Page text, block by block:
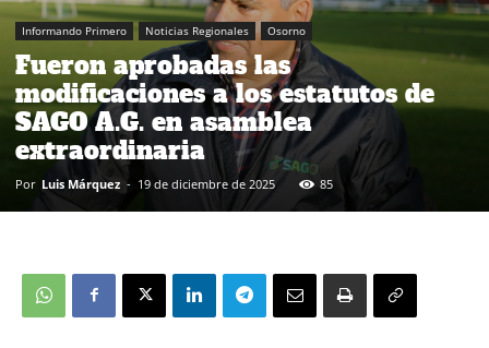
Informando Primero Noticias Regionales Osorno
Fueron aprobadas las
modificaciones a los estatutos de
SAGO A.G. en asamblea
extraordinaria
Por Luis Márquez - 19 de diciembre de 2025 85